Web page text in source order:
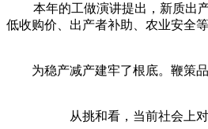
本年的工做演讲提出，新质出产
低收购价、出产者补助、农业安全
为稳产减产建牢了根底。鞭策品
从挑和看，当前社会上对